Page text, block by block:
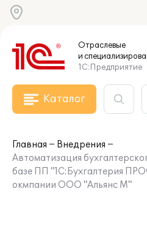
Отраслевые
и
1С:Предприятие
Каталог
Главная
Внедрения
Автоматизация
базе ПП "1С:Бухгалтерия
окмпании ООО "Альянс М"